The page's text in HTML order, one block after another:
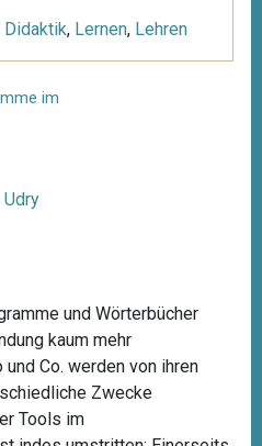
Didaktik, Lernen, Lehren
im
und Wörterbücher
kaum mehr
Co. werden von ihren
Zwecke
Tools im